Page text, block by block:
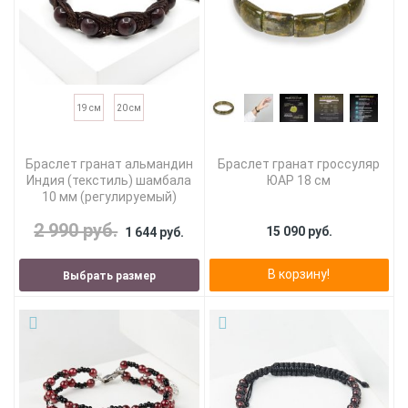
19 см 20 см
Браслет гранат альмандин
Индия (текстиль) шамбала
10 мм (регулируемый)
2 990 руб. 1 644 руб.
Выбрать размер
Браслет гранат гроссуляр
ЮАР 18 см
15 090 руб.
В корзину!